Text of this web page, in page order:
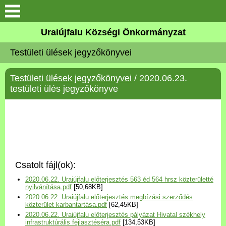
Köszöntő
Elérhetőségek
Uraiújfalu
Választási információk
Versenyképes Járások
Program
Uraiújfalu Községi Önkormányzat
Testületi ülések jegyzőkönyvei
Testületi ülések jegyzőkönyvei / 2020.06.23.
testületi ülés jegyzőkönyve
Csatolt fájl(ok):
2020.06.22. Uraiújfalu előterjesztés 563 éd 564 hrsz közterületté
nyilvánítása.pdf [50,68KB]
2020.06.22. Uraiújfalu előterjesztés megbízási szerződés
közterület karbantartása.pdf [62,45KB]
2020.06.22. Uraiújfalu előterjesztés pályázat Hivatal székhely
infrastruktúrális fejlasztéséra.pdf [134,53KB]